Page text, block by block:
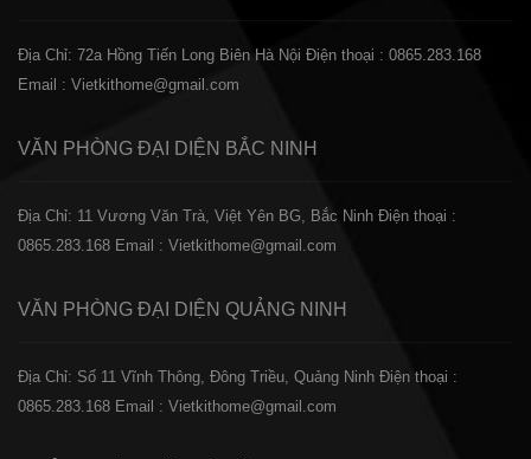
Địa Chỉ: 72a Hồng Tiến Long Biên Hà Nội Điện thoại : 0865.283.168
Email : Vietkithome@gmail.com
VĂN PHÒNG ĐẠI DIỆN BẮC NINH
Địa Chỉ: 11 Vương Văn Trà, Việt Yên BG, Bắc Ninh Điện thoại :
0865.283.168 Email : Vietkithome@gmail.com
VĂN PHÒNG ĐẠI DIỆN QUẢNG NINH
Địa Chỉ: Số 11 Vĩnh Thông, Đông Triều, Quảng Ninh Điện thoại :
0865.283.168 Email : Vietkithome@gmail.com